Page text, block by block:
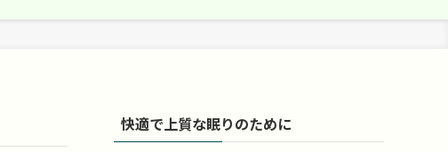
快適で上質な眠りのために